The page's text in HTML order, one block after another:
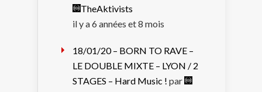
TheAktivists
il y a 6 années et 8 mois
18/01/20 – BORN TO RAVE –
LE DOUBLE MIXTE – LYON / 2
STAGES – Hard Music ! par